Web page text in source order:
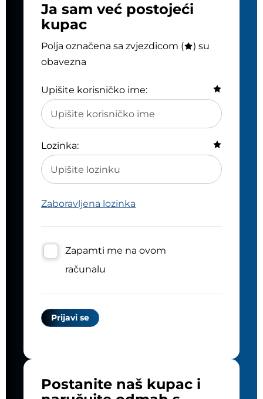
Ja sam već postojeći
kupac
Polja označena sa zvjezdicom (
) su
obavezna
Upišite korisničko ime:
Lozinka:
Zaboravljena lozinka
Zapamti me na ovom
računalu
Postanite naš kupac i